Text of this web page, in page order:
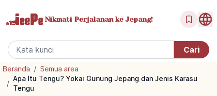
Nikmati Perjalanan ke Jepang!
Beranda / Semua area
/
Apa Itu Tengu? Yokai Gunung Jepang dan Jenis Karasu
Tengu